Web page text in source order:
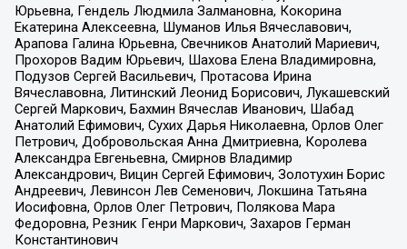
Юрьевна, Гендель Людмила Залмановна, Кокорина
Екатерина Алексеевна, Шуманов Илья Вячеславович,
Арапова Галина Юрьевна, Свечников Анатолий Мариевич,
Прохоров Вадим Юрьевич, Шахова Елена Владимировна,
Подузов Сергей Васильевич, Протасова Ирина
Вячеславовна, Литинский Леонид Борисович, Лукашевский
Сергей Маркович, Бахмин Вячеслав Иванович, Шабад
Анатолий Ефимович, Сухих Дарья Николаевна, Орлов Олег
Петрович, Добровольская Анна Дмитриевна, Королева
Александра Евгеньевна, Смирнов Владимир
Александрович, Вицин Сергей Ефимович, Золотухин Борис
Андреевич, Левинсон Лев Семенович, Локшина Татьяна
Иосифовна, Орлов Олег Петрович, Полякова Мара
Федоровна, Резник Генри Маркович, Захаров Герман
Константинович